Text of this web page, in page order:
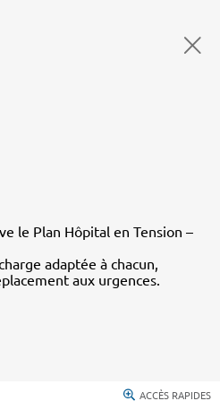
le Plan Hôpital en Tension –
adaptée à chacun,
aux urgences.
ACCÈS RAPIDES